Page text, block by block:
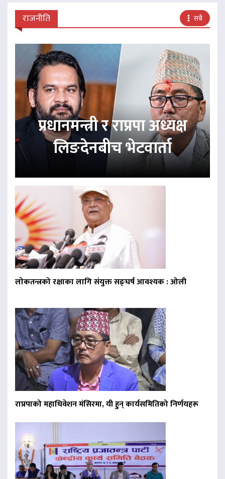
राजनीति सबै
प्रधानमन्त्री र राप्रपा अध्यक्ष
लिङदेनबीच भेटवार्ता
लोकतन्त्रको रक्षाका लागि संयुक्त सङ्घर्ष आवश्यक : ओली
राप्रपाको महाधिवेशन मंसिरमा, यी हुन् कार्यसमितिको निर्णयहरू